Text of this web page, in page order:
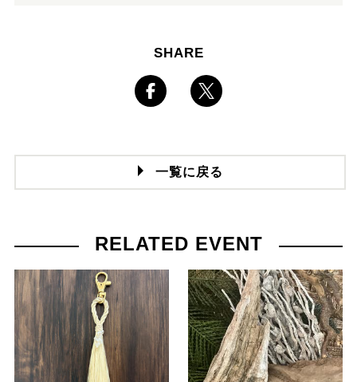
SHARE
一覧に戻る
RELATED EVENT